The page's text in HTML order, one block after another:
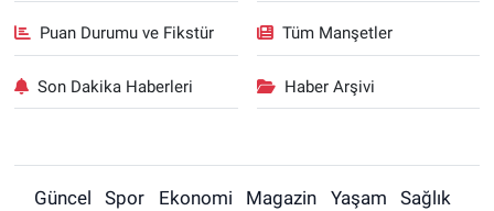
Puan Durumu ve Fikstür Tüm Manşetler
Son Dakika Haberleri Haber Arşivi
Güncel Spor Ekonomi Magazin Yaşam
Sağlık